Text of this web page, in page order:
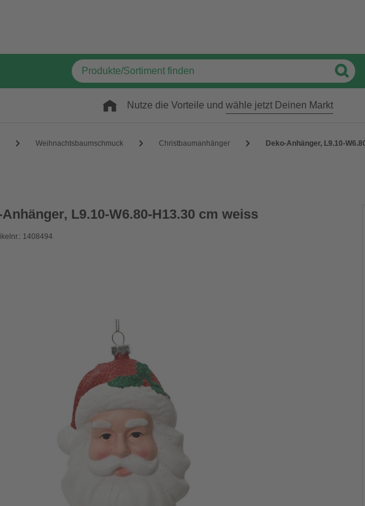
Nutze die Vorteile und wähle jetzt Deinen Markt
Weihnachtsbaumschmuck Christbaumanhänger Deko-Anhänger, L9.10-
L9.10-W6.80-H13.30 cm weiss
1408494